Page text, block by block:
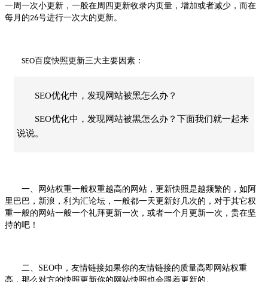
一周一次小更新，一般在周四更新收录内页量，增加或者减少，而在
每月的26号进行一次大的更新。
SEO百度快照更新三大主要因素：
SEO优化中，发现网站被黑怎么办？
SEO优化中，发现网站被黑怎么办？下面我们就一起来
说说。
一、网站权重一般权重越高的网站，更新快照是越频繁的，如阿
里巴巴，新浪，利为汇论坛，一般都一天更新好几次的，对于其它权
重一般的网站一般一个礼拜更新一次，或者一个月更新一次，贵在坚
持的吧！
二、SEO中， 友情链接如果你的友情链接的质量高即网站权重
高，那么对方的快照更新你的网站快照也会跟着更新的。